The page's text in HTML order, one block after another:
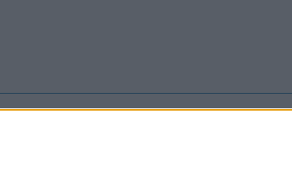
Inicia sesiónoregístratepara enviar comentarios